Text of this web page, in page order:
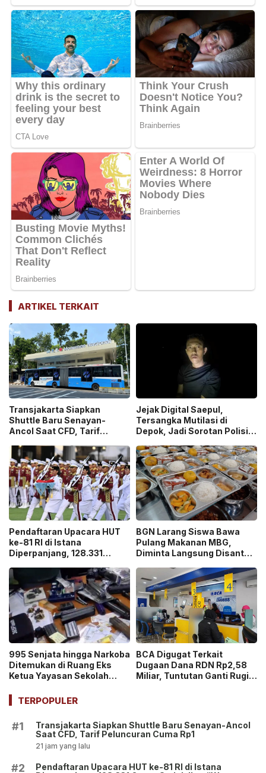
ARTIKEL TERKAIT
Transjakarta Siapkan
Shuttle Baru Senayan-
Ancol Saat CFD, Tarif
Jejak Digital Saepul,
Tersangka Mutilasi di
Depok, Jadi Sorotan Polisi
Pendaftaran Upacara HUT
ke-81 RI di Istana
Diperpanjang, 128.331
Ticket”
BGN Larang Siswa Bawa
Pulang Makanan MBG,
Diminta Langsung Disantap
995 Senjata hingga Narkoba
Ditemukan di Ruang Eks
Ketua Yayasan Sekolah
Ekskul Menembak!
BCA Digugat Terkait
Dugaan Dana RDN Rp2,58
Miliar, Tuntutan Ganti Rugi
TERPOPULER
#1
Transjakarta Siapkan Shuttle Baru Senayan-Ancol
Saat CFD, Tarif Peluncuran Cuma Rp1
21 jam yang lalu
#2
Pendaftaran Upacara HUT ke-81 RI di Istana